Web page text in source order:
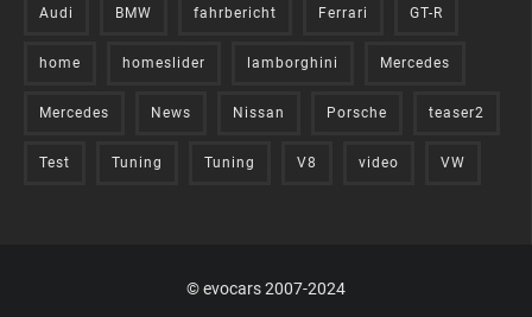
Audi BMW fahrbericht Ferrari GT-R
home homeslider lamborghini Mercedes
Mercedes News Nissan Porsche teaser2
Test Tuning Tuning V8 video VW
© evocars 2007-2024